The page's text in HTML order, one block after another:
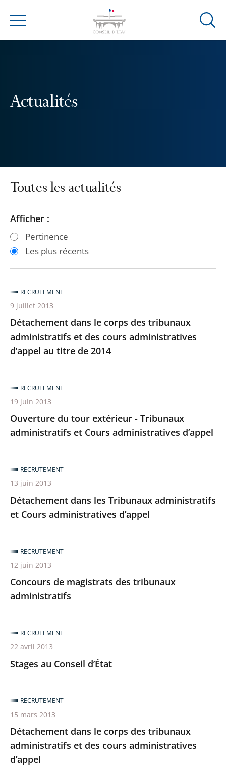
Menu
Ouvrir
Actualités
Toutes les actualités
Passer
les
filtres
après
Passer
les
filtres
avant
Afficher :
Pertinence
Les plus récents
Détachement dans le corps des tribunaux
administratifs et des cours administratives
d’appel au titre de 2014
RECRUTEMENT
9 juillet 2013
Ouverture du tour extérieur - Tribunaux
administratifs et Cours administratives d’appel
RECRUTEMENT
19 juin 2013
Détachement dans les Tribunaux administratifs
et Cours administratives d’appel
RECRUTEMENT
13 juin 2013
Concours de magistrats des tribunaux
administratifs
RECRUTEMENT
12 juin 2013
Stages au Conseil d’État
RECRUTEMENT
22 avril 2013
Détachement dans le corps des tribunaux
administratifs et des cours administratives
d’appel
RECRUTEMENT
15 mars 2013